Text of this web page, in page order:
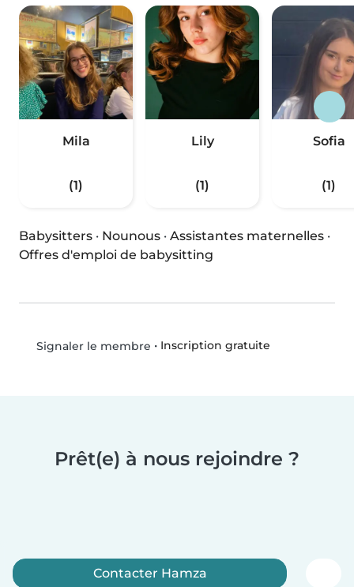
Mila
(1)
Lily
(1)
Sofia
(1)
Babysitters · Nounous · Assistantes maternelles ·
Offres d'emploi de babysitting
Signaler le membre • Inscription gratuite
Prêt(e) à nous rejoindre ?
Contacter Hamza